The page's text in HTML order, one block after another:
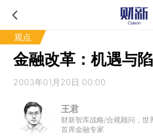
观点
金融改革：机遇与
2003年01月20日 00:00
王君
财新智库战略/合规顾问，世
首席金融专家